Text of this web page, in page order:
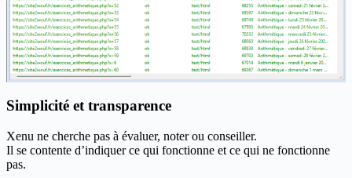
Simplicité et transparence
Xenu ne cherche pas à évaluer, noter ou conseiller.
Il se contente d’indiquer ce qui fonctionne et ce qui ne fonctionne
pas.